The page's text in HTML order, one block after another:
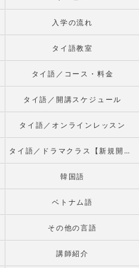
入学の流れ
タイ語教室
タイ語／コース・料金
タイ語／開講スケジュール
タイ語／オンラインレッスン
タイ語／ドラマクラス【新規開校】
韓国語
ベトナム語
その他の言語
講師紹介